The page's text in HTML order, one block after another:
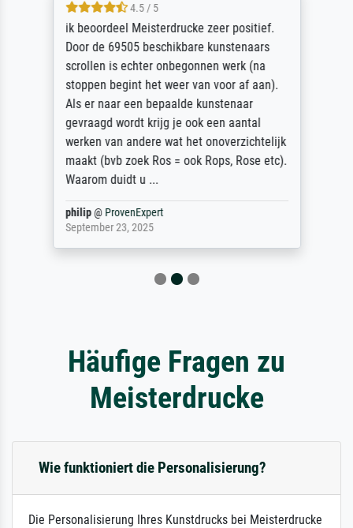
4.5 / 5
ik beoordeel Meisterdrucke zeer positief.
Door de 69505 beschikbare kunstenaars
scrollen is echter onbegonnen werk (na
stoppen begint het weer van voor af aan).
Als er naar een bepaalde kunstenaar
gevraagd wordt krijg je ook een aantal
werken van andere wat het onoverzichtelijk
maakt (bvb zoek Ros = ook Rops, Rose etc).
Waarom duidt u ...
philip@ ProvenExpert
September 23, 2025
Häufige Fragen zu
Meisterdrucke
Wie funktioniert die Personalisierung?
Die Personalisierung Ihres Kunstdrucks bei Meisterdrucke